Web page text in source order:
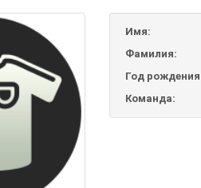
Имя:
Фамилия:
Год
Команда: